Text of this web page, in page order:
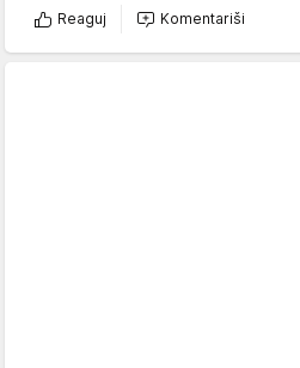
Reaguj Komentariši